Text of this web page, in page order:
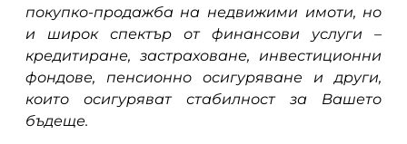
покупко-продажба на недвижими имоти, но
и широк спектър от финансови услуги –
кредитиране, застраховане, инвестиционни
фондове, пенсионно осигуряване и други,
които осигуряват стабилност за Вашето
бъдеще.